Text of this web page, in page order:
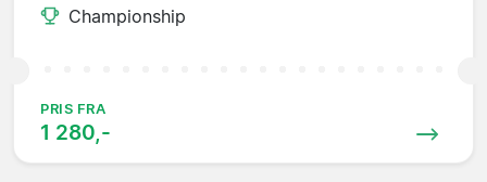
Championship
PRIS FRA
1 280,-